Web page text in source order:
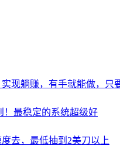
现躺赚，有手就能做，只
！最稳定的系统超级好
去，最低抽到2美刀以上